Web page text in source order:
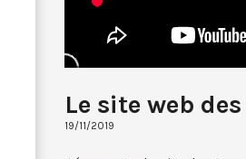
Le site web
19/11/2019